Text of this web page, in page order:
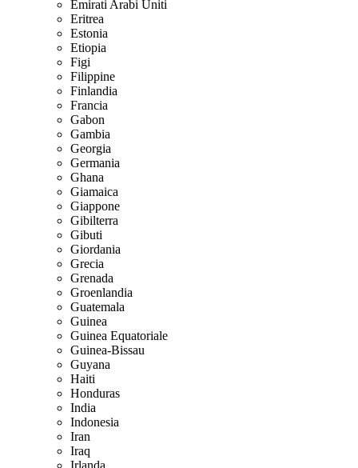
Emirati Arabi Uniti
Eritrea
Estonia
Etiopia
Figi
Filippine
Finlandia
Francia
Gabon
Gambia
Georgia
Germania
Ghana
Giamaica
Giappone
Gibilterra
Gibuti
Giordania
Grecia
Grenada
Groenlandia
Guatemala
Guinea
Guinea Equatoriale
Guinea-Bissau
Guyana
Haiti
Honduras
India
Indonesia
Iran
Iraq
Irlanda